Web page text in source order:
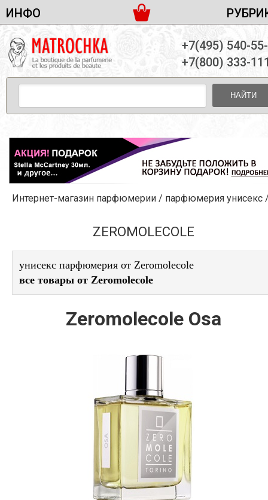
ИНФО
ДОСТАВКА И ОПЛАТА
ПАРТНЕРСТВО
КОНТАКТЫ
ЖЕНСКАЯ ПАРФЮМЕРИЯ
МУЖСКАЯ ПАРФЮМЕРИЯ
УНИСЕКС ПАРФЮМЕРИЯ
ЖЕНСКИЕ НАБОРЫ
МУЖСКИЕ НАБОРЫ
УНИСЕКС НАБОРЫ
УХОД ЗА ЛИЦОМ
УХОД ЗА ТЕЛОМ
ДЕКОРАТИВНАЯ КОСМЕТИКА
+7(495) 540-
+7(800) 333-
НАЙТИ
Интернет-магазин парфюмерии / парфюмерия унисекс
ZEROMOLECOLE
унисекс парфюмерия от Zeromolecole
все товары от Zeromolecole
Zeromolecole Osa